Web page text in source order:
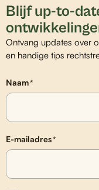
Blijf up-to-
Ontvang updates over
en handige tips
Naam*
E-mailadres*